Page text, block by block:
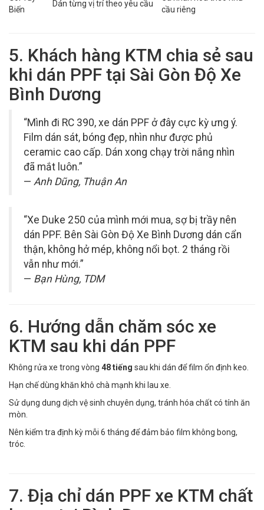
Biến
Dán từng vị trí theo yêu cầu
cầu riêng
5. Khách hàng KTM chia sẻ sau
khi dán PPF tại Sài Gòn Độ Xe
Bình Dương
“Mình đi RC 390, xe dán PPF ở đây cực kỳ ưng ý.
Film dán sát, bóng đẹp, nhìn như được phủ
ceramic cao cấp. Dán xong chạy trời nắng nhìn
đã mắt luôn.”
— Anh Dũng, Thuận An
“Xe Duke 250 của mình mới mua, sợ bị trầy nên
dán PPF. Bên Sài Gòn Độ Xe Bình Dương dán cẩn
thận, không hở mép, không nổi bọt. 2 tháng rồi
vẫn như mới.”
— Bạn Hùng, TDM
6. Hướng dẫn chăm sóc xe
KTM sau khi dán PPF
Không rửa xe trong vòng 48 tiếng sau khi dán để film ổn định keo.
Hạn chế dùng khăn khô chà mạnh khi lau xe.
Sử dụng dung dịch vệ sinh chuyên dụng, tránh hóa chất có tính ăn
mòn.
Nên kiểm tra định kỳ mỗi 6 tháng để đảm bảo film không bong,
tróc.
7. Địa chỉ dán PPF xe KTM chất